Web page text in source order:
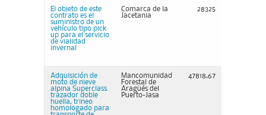
El objeto de este
contrato es el
suministro de un
vehículo tipo pick
up para el servicio
de vialidad
invernal
Comarca de la
Jacetania
28325
Adquisición de
moto de nieve
alpina Superclass.
trazador doble
huella, trineo
homologado para
Mancomunidad
Forestal de
Aragüés del
Puerto-Jasa
47818,67